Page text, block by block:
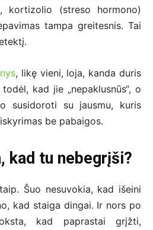
kortizolio (streso hormono)
tampa greitesnis. Tai
, likę vieni, loja, kanda duris
kad jie „nepaklusnūs“, o
susidoroti su jausmu, kuris
be pabaigos.
kad tu nebegrįši?
Šuo nesuvokia, kad išeini
kad staiga dingai. Ir nors po
kad paprastai grįžti,